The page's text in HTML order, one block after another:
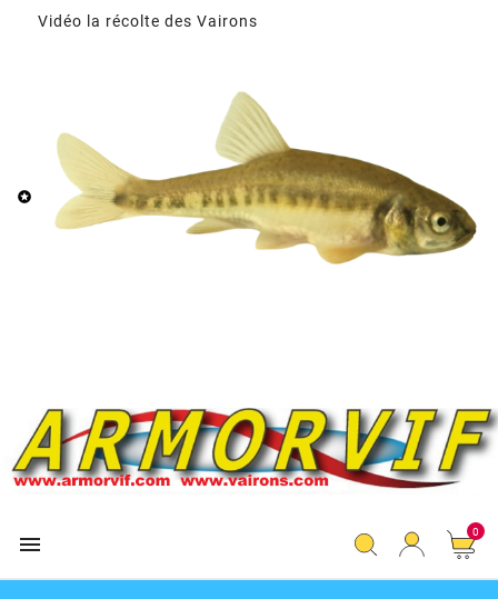

Vidéo la récolte des Vairons
 0